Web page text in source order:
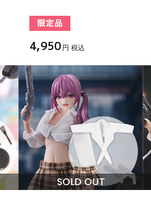
4,950 円 税込
SOLD OUT